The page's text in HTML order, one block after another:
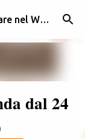
Eventi e Sagre Lombardia: Cosa Fare nel Weekend | Weekendidea
dal 24